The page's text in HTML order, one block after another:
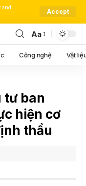
and
Accept
Font
Resizer
Aa
Công nghệ Vật
tư ban
hiện cơ
thầu